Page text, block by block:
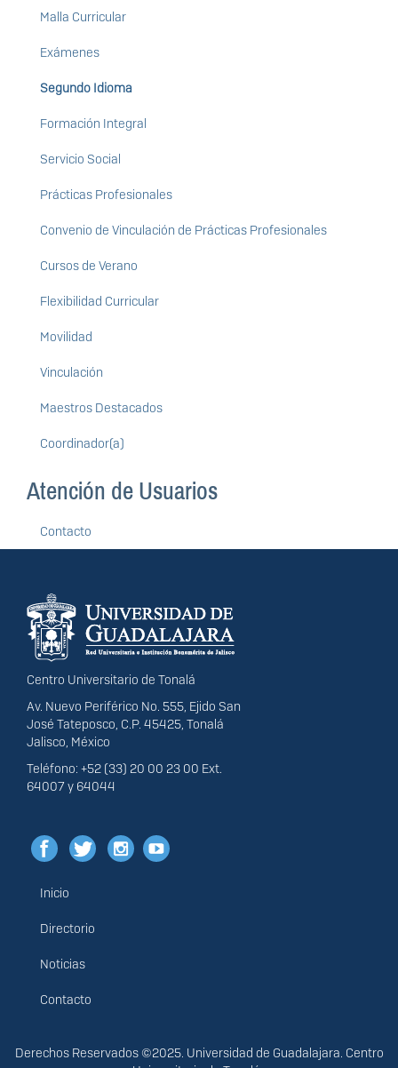
Malla Curricular
Exámenes
Segundo Idioma
Formación Integral
Servicio Social
Prácticas Profesionales
Convenio de Vinculación de Prácticas Profesionales
Cursos de Verano
Flexibilidad Curricular
Movilidad
Vinculación
Maestros Destacados
Coordinador(a)
Atención de Usuarios
Contacto
Información del
portal
Centro Universitario de Tonalá
Av. Nuevo Periférico No. 555, Ejido San
José Tateposco, C.P. 45425, Tonalá
Jalisco, México
Teléfono: +52 (33) 20 00 23 00 Ext.
64007 y 64044
Menú
principal
Inicio
Directorio
Noticias
Contacto
Derechos
Derechos Reservados ©2025. Universidad de Guadalajara. Centro